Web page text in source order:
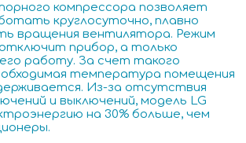
компрессора позволяет
круглосуточно, плавно
вращения вентилятора. Режим
прибор, а только
работу. За счет такого
температура помещения
Из-за отсутствия
и выключений, модель LG
на 30% больше, чем